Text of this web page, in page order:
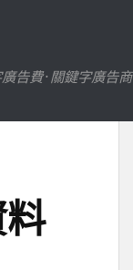
告費 · 關鍵字廣告商